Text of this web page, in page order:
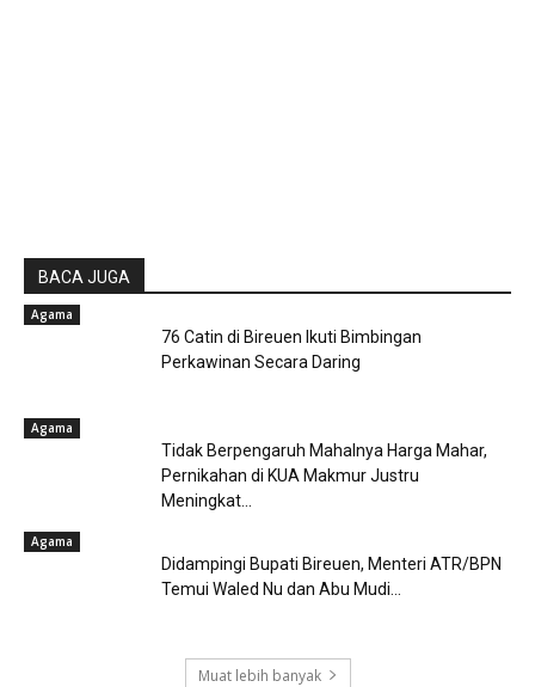
BACA JUGA
Agama
76 Catin di Bireuen Ikuti Bimbingan
Perkawinan Secara Daring
Agama
Tidak Berpengaruh Mahalnya Harga Mahar,
Pernikahan di KUA Makmur Justru
Meningkat...
Agama
Didampingi Bupati Bireuen, Menteri ATR/BPN
Temui Waled Nu dan Abu Mudi...
Muat lebih banyak